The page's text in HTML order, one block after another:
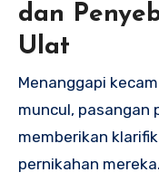
dan
Ulat
Menanggapi
muncul,
memberikan
pernikahan